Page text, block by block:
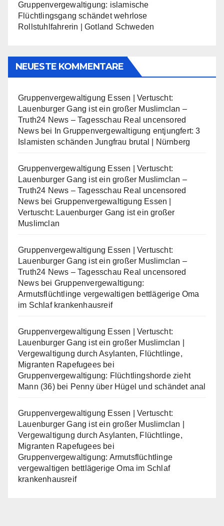
Gruppenvergewaltigung: islamische
Flüchtlingsgang schändet wehrlose
Rollstuhlfahrerin | Gotland Schweden
NEUESTE KOMMENTARE
Gruppenvergewaltigung Essen | Vertuscht:
Lauenburger Gang ist ein großer Muslimclan –
Truth24 News – Tagesschau Real uncensored
Newsbei
In Gruppenvergewaltigung entjungfert: 3
Islamisten schänden Jungfrau brutal | Nürnberg
Gruppenvergewaltigung Essen | Vertuscht:
Lauenburger Gang ist ein großer Muslimclan –
Truth24 News – Tagesschau Real uncensored
Newsbei Gruppenvergewaltigung Essen |
Vertuscht: Lauenburger Gang ist ein großer
Muslimclan
Gruppenvergewaltigung Essen | Vertuscht:
Lauenburger Gang ist ein großer Muslimclan –
Truth24 News – Tagesschau Real uncensored
Newsbei Gruppenvergewaltigung:
Armutsflüchtlinge vergewaltigen bettlägerige Oma
im Schlaf krankenhausreif
Gruppenvergewaltigung Essen | Vertuscht:
Lauenburger Gang ist ein großer Muslimclan |
Vergewaltigung durch Asylanten, Flüchtlinge,
Migranten Rapefugees bei
Gruppenvergewaltigung: Flüchtlingshorde zieht
Mann (36) bei Penny über Hügel und schändet anal
Gruppenvergewaltigung Essen | Vertuscht:
Lauenburger Gang ist ein großer Muslimclan |
Vergewaltigung durch Asylanten, Flüchtlinge,
Migranten Rapefugees bei
Gruppenvergewaltigung: Armutsflüchtlinge
vergewaltigen bettlägerige Oma im Schlaf
krankenhausreif